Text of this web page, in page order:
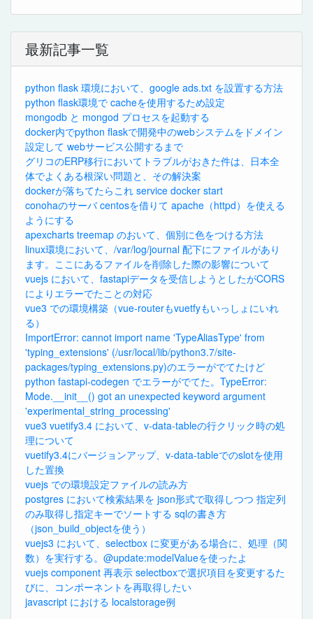
最新記事一覧
python flask 環境において、google ads.txt を設置する方法
python flask環境で cacheを使用するため設定
mongodb と mongod プロセスを起動する
docker内でpython flaskで開発中のwebシステムをドメイン
設定して webサービス公開するまで
グリコのERP移行においてトラブルがおきた件は、日本全
体でよくある根深い問題と、その解決案
dockerが落ちてたらこれ service docker start
conohaのサーバ centosを借りて apache（httpd）を使える
ようにする
apexcharts treemap のおいて、個別に色をつける方法
linux環境において、/var/log/journal 配下にファイルがあり
ます。ここにあるファイルを削除した際の影響について
vuejs において、fastapiデータを受信しようとしたがCORS
によりエラーでたことの対応
vue3 での環境構築（vue-routerもvuetfyもいっしょにいれ
る）
ImportError: cannot import name 'TypeAliasType' from
'typing_extensions' (/usr/local/lib/python3.7/site-
packages/typing_extensions.py)のエラーがでてたけど
python fastapi-codegen でエラーがでてた。TypeError:
Mode.__init__() got an unexpected keyword argument
'experimental_string_processing'
vue3 vuetify3.4 において、v-data-tableの行クリック時の処
理について
vuetify3.4にバージョンアップ、v-data-tableでのslotを使用
した置換
vuejs での環境設定ファイルの読み方
postgres において検索結果を json形式で取得しつつ 指定列
のみ取得し指定キーでソートする sqlの書き方
（json_build_objectを使う）
vuejs3 において、selectbox に変更がある場合に、処理（関
数）を実行する。@update:modelValueを使ったよ
vuejs component 再表示 selectboxで選択項目を変更するた
びに、コンポーネントを再取得したい
javascript における localstorage例